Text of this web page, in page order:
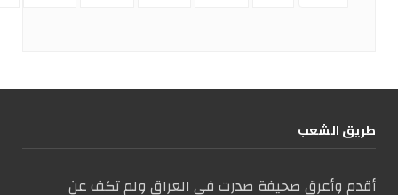
طریق الشعب
أقدم وأعرق صحيفة صدرت في العراق ولم تكف عن